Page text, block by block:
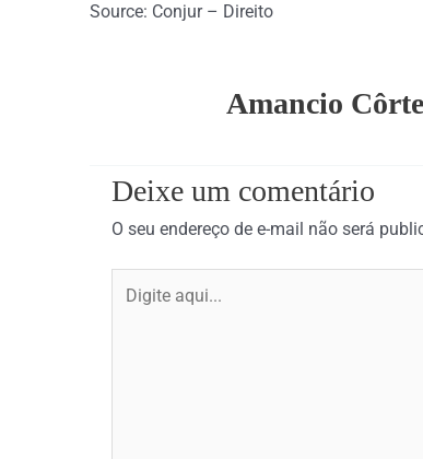
Source: Conjur – Direito
Amancio
Deixe um comentário
O seu endereço de e-mail não será
aqui...